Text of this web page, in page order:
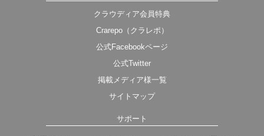
クラウディア会員特典
Crarepo（クラレポ）
公式Facebookページ
公式Twitter
掲載メディア様一覧
サイトマップ
サポート